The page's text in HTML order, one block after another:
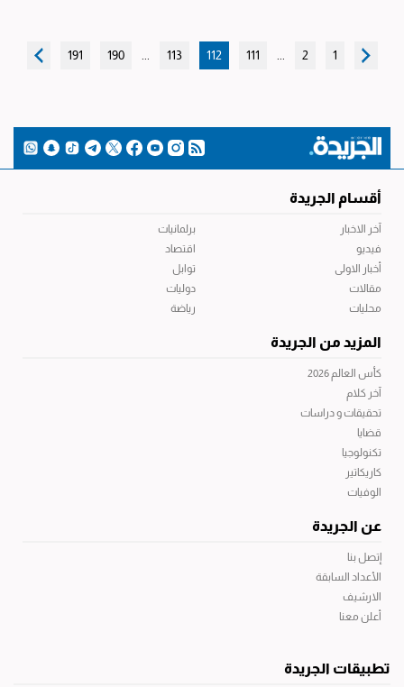
1
2
111
112
113
190
191
أقسام الجريدة
آخر الاخبار
فيديو
أخبار الاولى
مقالات
محليات
برلمانيات
اقتصاد
توابل
دوليات
رياضة
المزيد من الجريدة
كأس العالم 2026
آخر كلام
تحقيقات و دراسات
قضايا
تكنولوجيا
كاريكاتير
الوفيات
عن الجريدة
إتصل بنا
الأعداد السابقة
الارشيف
أعلن معنا
تطبيقات الجريدة